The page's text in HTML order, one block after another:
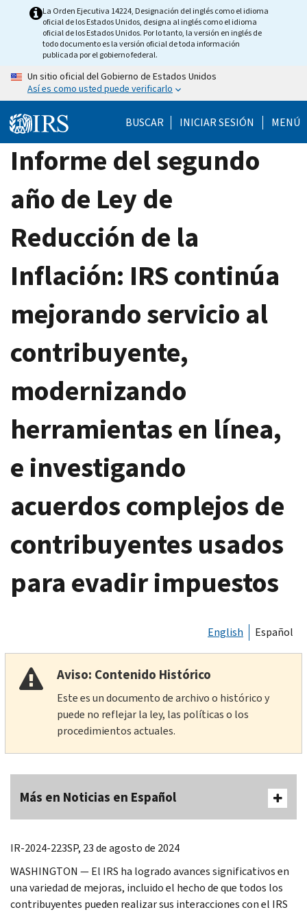
La Orden Ejecutiva 14224, Designación del inglés como el idioma
oficial de los Estados Unidos, designa al inglés como el idioma
oficial de los Estados Unidos. Por lo tanto, la versión en inglés de
todo documento es la versión oficial de toda información
publicada por el gobierno federal.
Un sitio oficial del Gobierno de Estados Unidos
Así es como usted puede verificarlo
BUSCAR INICIAR SESIÓN MENÚ
Informe del segundo
año de Ley de
Reducción de la
Inflación: IRS continúa
mejorando servicio al
contribuyente,
modernizando
herramientas en línea,
e investigando
acuerdos complejos de
contribuyentes usados
para evadir impuestos
English Español
Aviso: Contenido Histórico
Este es un documento de archivo o histórico y
puede no reflejar la ley, las políticas o los
procedimientos actuales.
Más en Noticias en Español
IR-2024-223SP, 23 de agosto de 2024
WASHINGTON — El IRS ha logrado avances significativos en
una variedad de mejoras, incluido el hecho de que todos los
contribuyentes pueden realizar sus interacciones con el IRS